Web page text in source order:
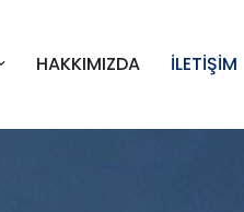
HAKKIMIZDA İLETİŞİM